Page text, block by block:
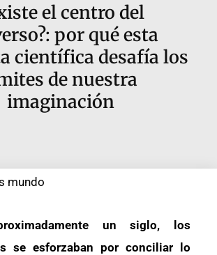
el centro del
por qué esta
científica desafía los
de nuestra
imaginación
mundo
un siglo, los
se esforzaban por conciliar lo